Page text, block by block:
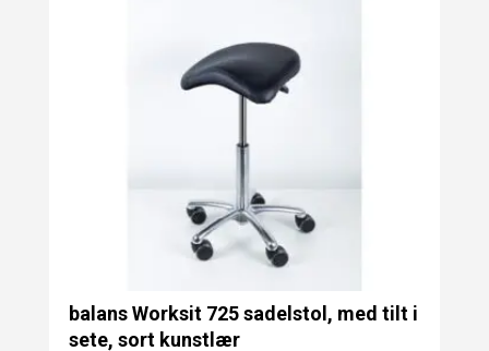
balans Worksit 725 sadelstol, med tilt i
sete, sort kunstlær